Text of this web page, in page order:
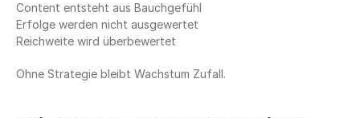
Content entsteht aus Bauchgefühl
Erfolge werden nicht ausgewertet
Reichweite wird überbewertet
Ohne Strategie bleibt Wachstum Zufall.